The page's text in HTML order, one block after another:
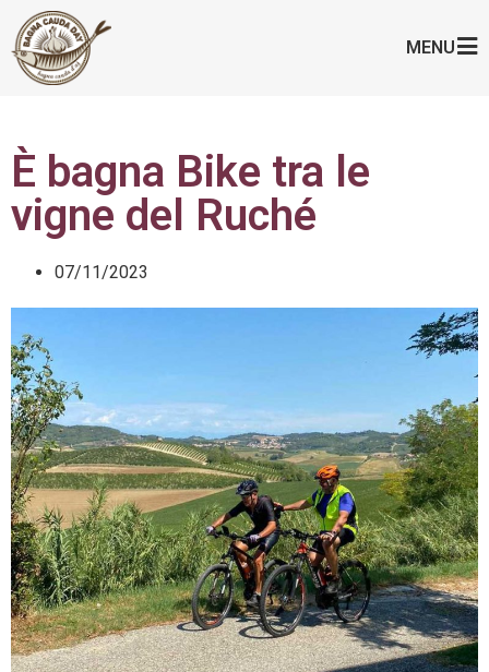
MENU
È bagna Bike tra le
vigne del Ruché
07/11/2023